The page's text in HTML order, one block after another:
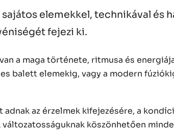
elemekkel, technikával és
fejezi ki.
a maga története, ritmusa és
balett elemekig, vagy a modern
az érzelmek kifejezésére, a
köszönhetően